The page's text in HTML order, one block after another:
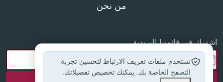
من نحن
اشترك في قائمتنا البريدية
نستخدم ملفات تعريف الارتباط لتحسين تجربة
التصفح الخاصة بك. يمكنك تخصيص تفضيلاتك.